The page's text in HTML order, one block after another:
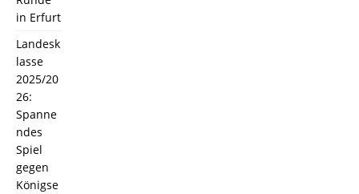
in Erfurt
Landesk
lasse
2025/20
26:
Spanne
ndes
Spiel
gegen
Königse